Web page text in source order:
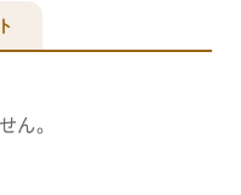
ん。